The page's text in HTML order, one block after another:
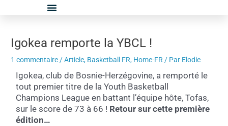
Igokea remporte la YBCL !
1 commentaire /Article, Basketball FR, Home-FR / Par Elodie
Igokea, club de Bosnie-Herzégovine, a remporté le
tout premier titre de la Youth Basketball
Champions League en battant l’équipe hôte, Tofas,
sur le score de 73 à 66 ! Retour sur cette première
édition…